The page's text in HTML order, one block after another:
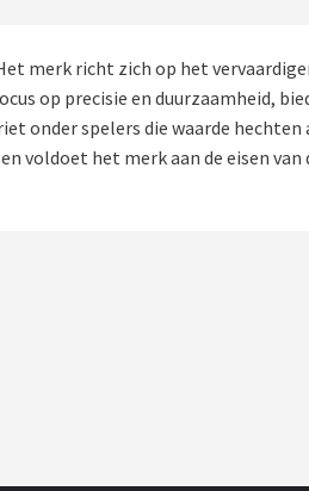
merk richt zich op het
op precisie en duurzaamheid,
onder spelers die waarde hechten
voldoet het merk aan de eisen van